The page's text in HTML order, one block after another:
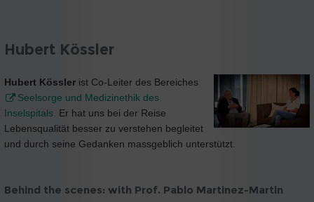
Hubert Kössler
Hubert Kössler ist Co-Leiter des Bereiches
Seelsorge und Medizinethik des
Inselspitals. Er hat uns bei der Reise
Lebensqualität besser zu verstehen begleitet
und durch seine Gedanken massgeblich unterstützt.
Behind the scenes: with Prof. Pablo Martinez-Martin